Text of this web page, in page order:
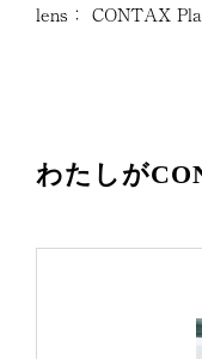
lens： CONTAX
わたしが